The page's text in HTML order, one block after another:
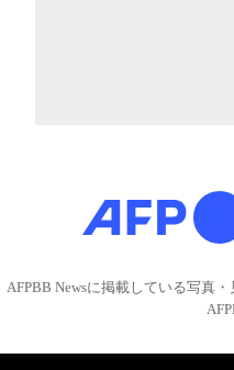
AFPBB Newsに掲載している写真